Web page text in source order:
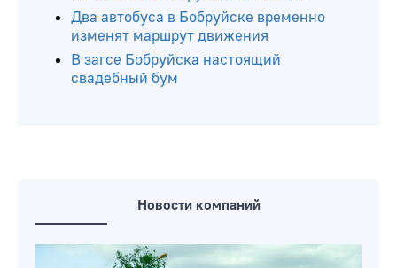
Два автобуса в Бобруйске временно
изменят маршрут движения
В загсе Бобруйска настоящий
свадебный бум
Новости компаний